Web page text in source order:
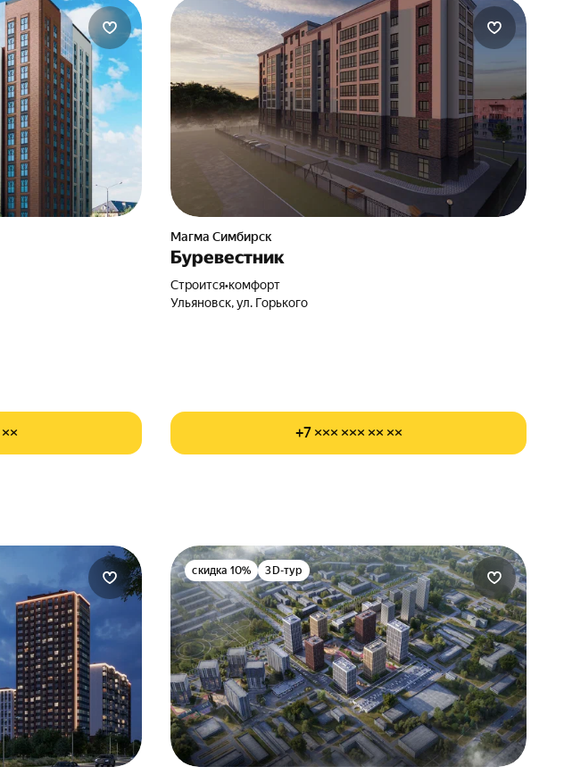
Магма Симбирск
Буревестник
Строится•комфорт
Ульяновск, ул. Горького
+7 ××× ××× ×× ××
скидка 10% 3D-тур